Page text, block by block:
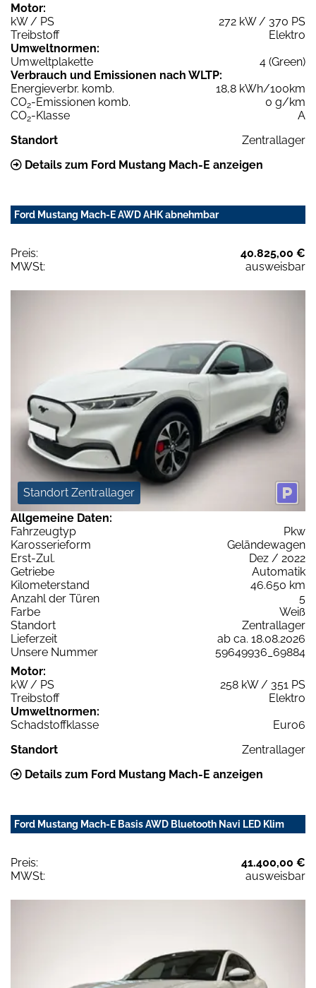
Motor:
kW / PS
272 kW / 370 PS
Treibstoff
Elektro
Umweltnormen:
Umweltplakette
4 (Green)
Verbrauch und Emissionen nach WLTP:
Energieverbr. komb.
18,8 kWh/100km
CO2-Emissionen komb.
0 g/km
CO2-Klasse
A
Standort
Zentrallager
Details zum Ford Mustang Mach-E anzeigen
Ford Mustang Mach-E AWD AHK abnehmbar
Preis:
40.825,00 €
MWSt:
ausweisbar
Standort Zentrallager
Allgemeine Daten:
Fahrzeugtyp
Pkw
Karosserieform
Geländewagen
Erst-Zul.
Dez / 2022
Getriebe
Automatik
Kilometerstand
46.650 km
Anzahl der Türen
5
Farbe
Weiß
Standort
Zentrallager
Lieferzeit
ab ca. 18.08.2026
Unsere Nummer
59649936_69884
Motor:
kW / PS
258 kW / 351 PS
Treibstoff
Elektro
Umweltnormen:
Schadstoffklasse
Euro6
Standort
Zentrallager
Details zum Ford Mustang Mach-E anzeigen
Ford Mustang Mach-E Basis AWD Bluetooth Navi LED Klim
Preis:
41.400,00 €
MWSt:
ausweisbar